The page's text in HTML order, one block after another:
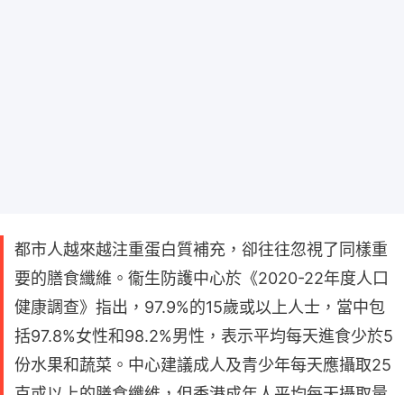
都市人越來越注重蛋白質補充，卻往往忽視了同樣重
要的膳食纖維。衞生防護中心於《2020-22年度人口
健康調查》指出，97.9%的15歲或以上人士，當中包
括97.8%女性和98.2%男性，表示平均每天進食少於5
份水果和蔬菜。中心建議成人及青少年每天應攝取25